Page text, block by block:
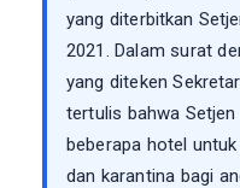
yang diterbitkan
2021. Dalam surat
yang diteken
tertulis bahwa
beberapa hotel
dan karantina bagi